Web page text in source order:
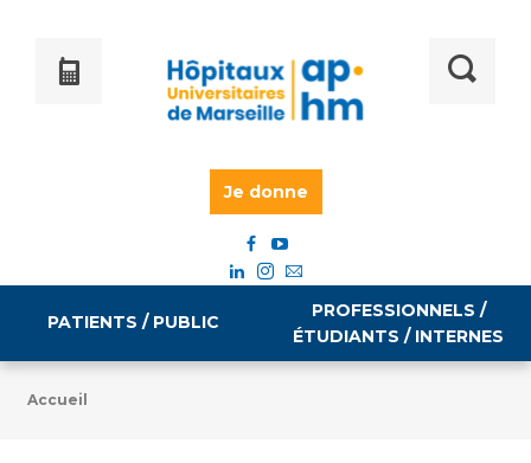
Je donne
PATIENTS / PUBLIC
PROFESSIONNELS /
ÉTUDIANTS / INTERNES
Accueil